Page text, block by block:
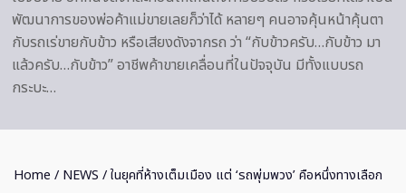
พัฒนาการของพ่อค้าแม่ขายเลยก็ว่าได้ หลายๆ คนอาจคุ้นหน้าคุ้นตา
กับรถเร่ขายกับข้าว หรือเสียงดังจากรถ ว่า “กับข้าวครับ…กับข้าว มา
แล้วครับ…กับข้าว” อาชีพค้าขายเคลื่อนที่ในปัจจุบัน มีทั้งแบบรถ
กระบะ…
Home / NEWS / ในยุคที่ห้างเต็มเมือง แต่ ‘รถพุ่มพวง’ คือหนึ่งทางเลือก